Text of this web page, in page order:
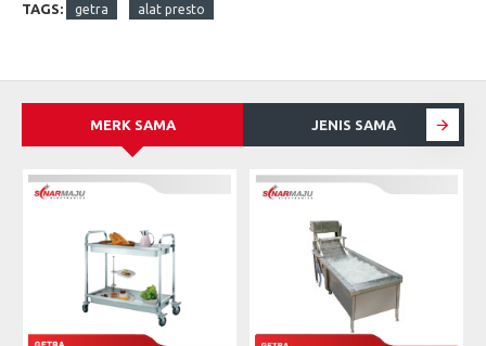
TAGS: getra alat presto
MERK SAMA JENIS SAMA